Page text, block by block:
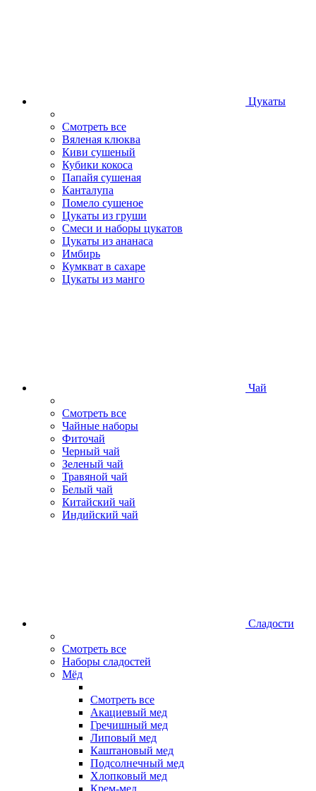
Цукаты
Смотреть все
Вяленая клюква
Киви сушеный
Кубики кокоса
Папайя сушеная
Канталупа
Помело сушеное
Цукаты из груши
Смеси и наборы цукатов
Цукаты из ананаса
Имбирь
Кумкват в сахаре
Цукаты из манго
Чай
Смотреть все
Чайные наборы
Фиточай
Черный чай
Зеленый чай
Травяной чай
Белый чай
Китайский чай
Индийский чай
Сладости
Смотреть все
Наборы сладостей
Мёд
Смотреть все
Акациевый мед
Гречишный мед
Липовый мед
Каштановый мед
Подсолнечный мед
Хлопковый мед